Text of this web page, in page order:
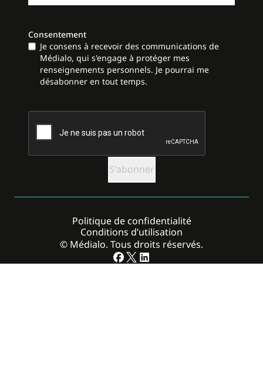
Consentement
Je consens à recevoir des communications de
Médialo, qui s'engage à protéger mes
renseignements personnels. Je pourrai me
désabonner en tout temps.
CAPTCHA
© Médialo. Tous droits réservés.
Politique de confidentialité
Conditions d’utilisation